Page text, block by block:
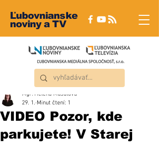
Ľubovnianske
noviny a TV
VIDEO Pozor, kde
parkujete! V Starej
Mgr. Helena Musalová
29. 1. Minut čtení: 1